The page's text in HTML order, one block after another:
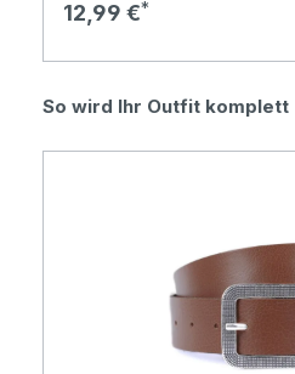
Regulärer Preis:
12,99 €
Produktgalerie überspringen
So wird Ihr Outfit komplett